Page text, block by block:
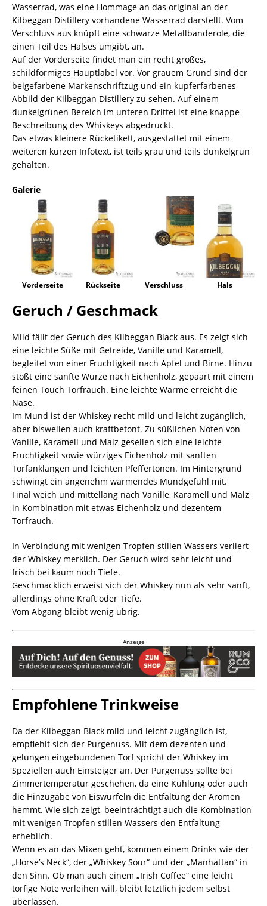
Wasserrad, was eine Hommage an das original an der
Kilbeggan Distillery vorhandene Wasserrad darstellt. Vom
Verschluss aus knüpft eine schwarze Metallbanderole, die
einen Teil des Halses umgibt, an.
Auf der Vorderseite findet man ein recht großes,
schildförmiges Hauptlabel vor. Vor grauem Grund sind der
beigefarbene Markenschriftzug und ein kupferfarbenes
Abbild der Kilbeggan Distillery zu sehen. Auf einem
dunkelgrünen Bereich im unteren Drittel ist eine knappe
Beschreibung des Whiskeys abgedruckt.
Das etwas kleinere Rücketikett, ausgestattet mit einem
weiteren kurzen Infotext, ist teils grau und teils dunkelgrün
gehalten.
Galerie
Vorderseite Rückseite Verschluss Hals
Geruch / Geschmack
Mild fällt der Geruch des Kilbeggan Black aus. Es zeigt sich
eine leichte Süße mit Getreide, Vanille und Karamell,
begleitet von einer Fruchtigkeit nach Apfel und Birne. Hinzu
stößt eine sanfte Würze nach Eichenholz, gepaart mit einem
feinen Touch Torfrauch. Eine leichte Wärme erreicht die
Nase.
Im Mund ist der Whiskey recht mild und leicht zugänglich,
aber bisweilen auch kraftbetont. Zu süßlichen Noten von
Vanille, Karamell und Malz gesellen sich eine leichte
Fruchtigkeit sowie würziges Eichenholz mit sanften
Torfanklängen und leichten Pfeffertönen. Im Hintergrund
schwingt ein angenehm wärmendes Mundgefühl mit.
Final weich und mittellang nach Vanille, Karamell und Malz
in Kombination mit etwas Eichenholz und dezentem
Torfrauch.
In Verbindung mit wenigen Tropfen stillen Wassers verliert
der Whiskey merklich. Der Geruch wird sehr leicht und
frisch bei kaum noch Tiefe.
Geschmacklich erweist sich der Whiskey nun als sehr sanft,
allerdings ohne Kraft oder Tiefe.
Vom Abgang bleibt wenig übrig.
Anzeige
Empfohlene Trinkweise
Da der Kilbeggan Black mild und leicht zugänglich ist,
empfiehlt sich der Purgenuss. Mit dem dezenten und
gelungen eingebundenen Torf spricht der Whiskey im
Speziellen auch Einsteiger an. Der Purgenuss sollte bei
Zimmertemperatur geschehen, da eine Kühlung oder auch
die Hinzugabe von Eiswürfeln die Entfaltung der Aromen
hemmt. Wie sich zeigt, beeinträchtigt auch die Kombination
mit wenigen Tropfen stillen Wassers den Entfaltung
erheblich.
Wenn es an das Mixen geht, kommen einem Drinks wie der
„Horse’s Neck“, der „Whiskey Sour“ und der „Manhattan“ in
den Sinn. Ob man auch einem „Irish Coffee“ eine leicht
torfige Note verleihen will, bleibt letztlich jedem selbst
überlassen.